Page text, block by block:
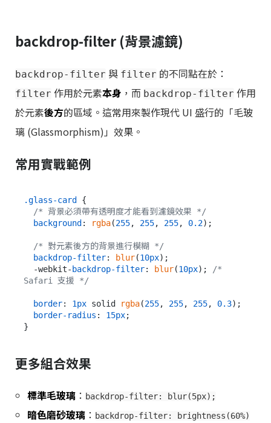
backdrop-filter (背景濾鏡)
backdrop-filter 與 filter 的不同點在於：
filter 作用於元素本身 ，而 backdrop-filter 作用
於元素後方的區域。這常用來製作現代 UI 盛行的「毛玻
璃 (Glassmorphism)」效果。
常用實戰範例
.glass-card
{
/* 背景必須帶有透明度才能看到濾鏡效果 */
background : rgba(255, 255, 255, 0.2);
/* 對元素後方的背景進行模糊 */
backdrop-filter: blur(10px);
  -webkit-
backdrop-filter: blur(10px);
/*
Safari 支援 */
border: 1px solid rgba(255, 255, 255, 0.3);
border-radius : 15px;
更多組合效果
標準毛玻璃 ： backdrop-filter: blur(5px);
暗色磨砂玻璃 ： backdrop-filter: brightness(60%)